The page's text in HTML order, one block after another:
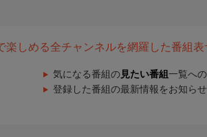
しめる全チャンネルを網羅した番組表
気になる番組の 見たい番組 一覧へ
登録した番組の最新情報をお知ら